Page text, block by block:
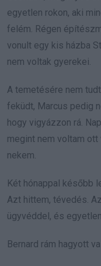
egyetlen rokon, aki
felém. Régen
vonult egy kis házba
nem voltak gyerekei.
A temetésére nem
feküdt, Marcus pedig
hogy vigyázzon rá.
megint nem voltam
nekem.
Két hónappal később
Azt hittem, tévedés.
ügyvéddel, és
Bernard rám hagyott